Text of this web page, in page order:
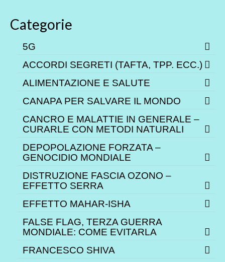
Categorie
5G
ACCORDI SEGRETI (TAFTA, TPP. ECC.)
ALIMENTAZIONE E SALUTE
CANAPA PER SALVARE IL MONDO
CANCRO E MALATTIE IN GENERALE –
CURARLE CON METODI NATURALI
DEPOPOLAZIONE FORZATA –
GENOCIDIO MONDIALE
DISTRUZIONE FASCIA OZONO –
EFFETTO SERRA
EFFETTO MAHAR-ISHA
FALSE FLAG, TERZA GUERRA
MONDIALE: COME EVITARLA
FRANCESCO SHIVA